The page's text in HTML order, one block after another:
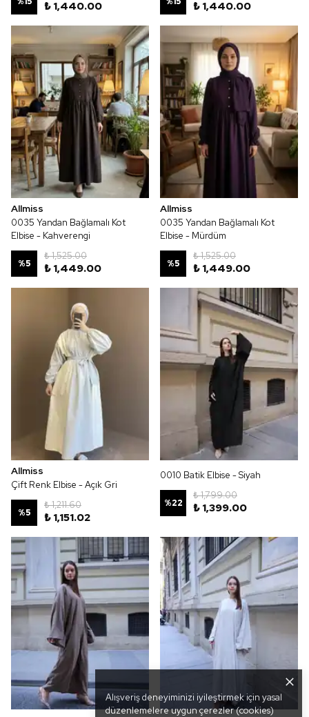
Alışveriş deneyiminizi iyileştirmek için yasal
düzenlemelere uygun çerezler (cookies)
₺ 1,440.00 ₺ 1,440.00
Allmiss
0035 Yandan Bağlamalı Kot
Elbise - Kahverengi
%5
₺ 1,525.00
₺ 1,449.00
Allmiss
0035 Yandan Bağlamalı Kot
Elbise - Mürdüm
%5
₺ 1,525.00
₺ 1,449.00
Allmiss
Çift Renk Elbise - Açık Gri
%5
₺ 1,211.60
₺ 1,151.02
0010 Batik Elbise - Siyah
%22
₺ 1,799.00
₺ 1,399.00